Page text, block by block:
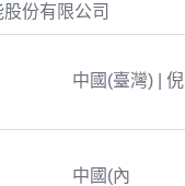
份有限公司
中國(臺灣) | 倪
中國(內